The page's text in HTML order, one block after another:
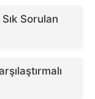
Sorulan